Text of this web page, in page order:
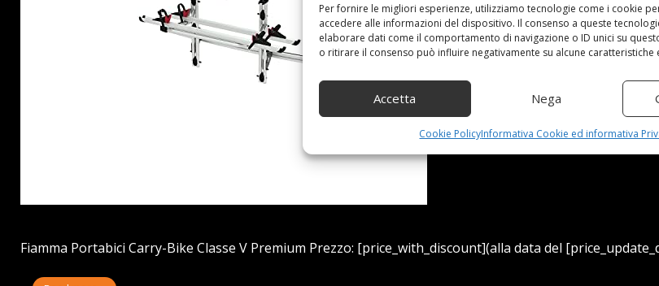
Per fornire le migliori esperienze, utilizziamo tecnologie come i cookie
accedere alle informazioni del dispositivo. Il consenso a queste
elaborare dati come il comportamento di navigazione o ID unici su
o ritirare il consenso può influire negativamente su alcune caratteristiche
Accetta Nega
Cookie PolicyInformativa Cookie ed informativa
Fiamma Portabici Carry-Bike Classe V Premium Prezzo: [price_with_discount](alla data del